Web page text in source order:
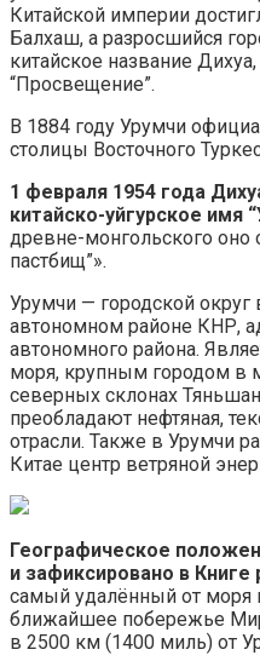
Китайской империи
Балхаш, а разросшийся
китайское название
“Просвещение”.
В 1884 году Урумчи
столицы Восточного
1 февраля 1954 года
китайско-уйгурское имя
древне-монгольского оно
пастбищ”».
Урумчи — городской
автономном районе КНР,
автономного района.
моря, крупным городом в
северных склонах
преобладают нефтяная,
отрасли. Также в Урумчи
Китае центр ветряной
Географическое
и зафиксировано в Книге
самый удалённый от моря
ближайшее побережье
в 2500 км (1400 миль) от